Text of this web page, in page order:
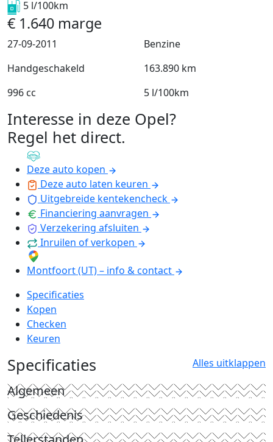
5 l/100km
€ 1.640 marge
27-09-2011
Benzine
Handgeschakeld
163.890 km
996 cc
5 l/100km
Interesse in deze Opel?
Regel het direct.
Deze auto kopen
Deze auto laten keuren
Uitgebreide kentekencheck
Financiering aanvragen
Verzekering afsluiten
Inruilen of verkopen
Montfoort (UT) – info & contact
Specificaties
Kopen
Checken
Keuren
Specificaties Alles uitklappen
Algemeen
Geschiedenis